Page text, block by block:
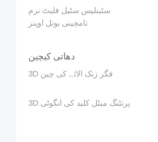
سٹینلیس سٹیل فلیٹ نرم
تامچینی بوتل اوپنر
دھاتی کیچین
3D فگر زنک الائے کی چین
3D پرنٹنگ میٹل کلید کی انگوٹی